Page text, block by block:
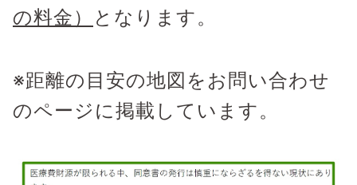
の料金）
となります。
※距離の目安の地図をお問い合わせ
のページに掲載しています。